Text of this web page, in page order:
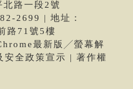
路一段2號
2699 | 地址：
路71號5樓
最新版╱螢幕解
全政策宣示 | 著作權